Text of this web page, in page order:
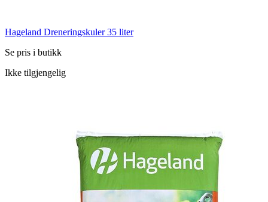
Hageland Dreneringskuler 35 liter
Se pris i butikk
Ikke tilgjengelig